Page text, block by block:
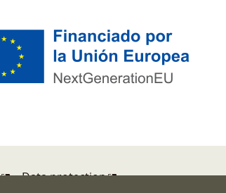
Data protection